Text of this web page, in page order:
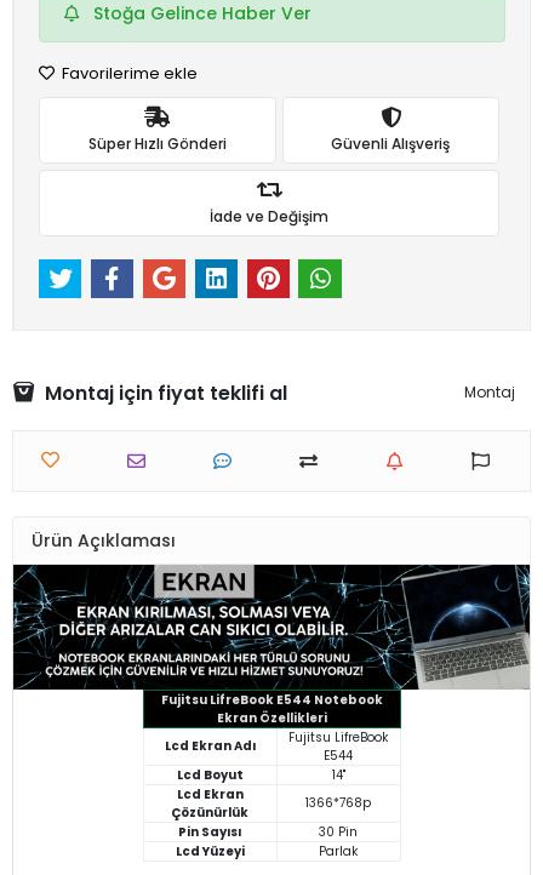
Stoğa Gelince Haber Ver
Favorilerime ekle
Süper Hızlı Gönderi Güvenli Alışveriş
İade ve Değişim
Montaj için fiyat teklifi al Montaj
Ürün Açıklaması
Fujitsu LifreBook E544 Notebook
Ekran Özellikleri
Lcd Ekran Adı
Fujitsu LifreBook
E544
Lcd Boyut
14"
Lcd Ekran
Çözünürlük
1366*768p
Pin Sayısı
30 Pin
Lcd Yüzeyi
Parlak